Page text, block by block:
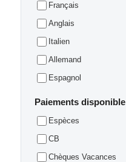
Français
Anglais
Italien
Allemand
Espagnol
Paiements disponible
Espèces
CB
Chèques Vacances